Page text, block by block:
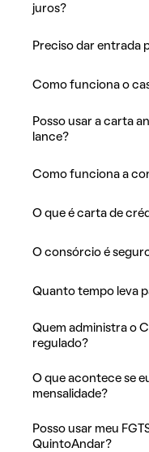
juros?
Preciso dar entrada
Como funciona o
Posso usar a carta
lance?
Como funciona a
O que é carta de
O consórcio é
Quanto tempo leva
Quem administra o
regulado?
O que acontece se
mensalidade?
Posso usar meu
QuintoAndar?